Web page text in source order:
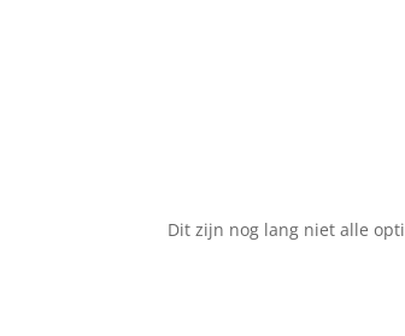
Dit zijn nog lang niet alle